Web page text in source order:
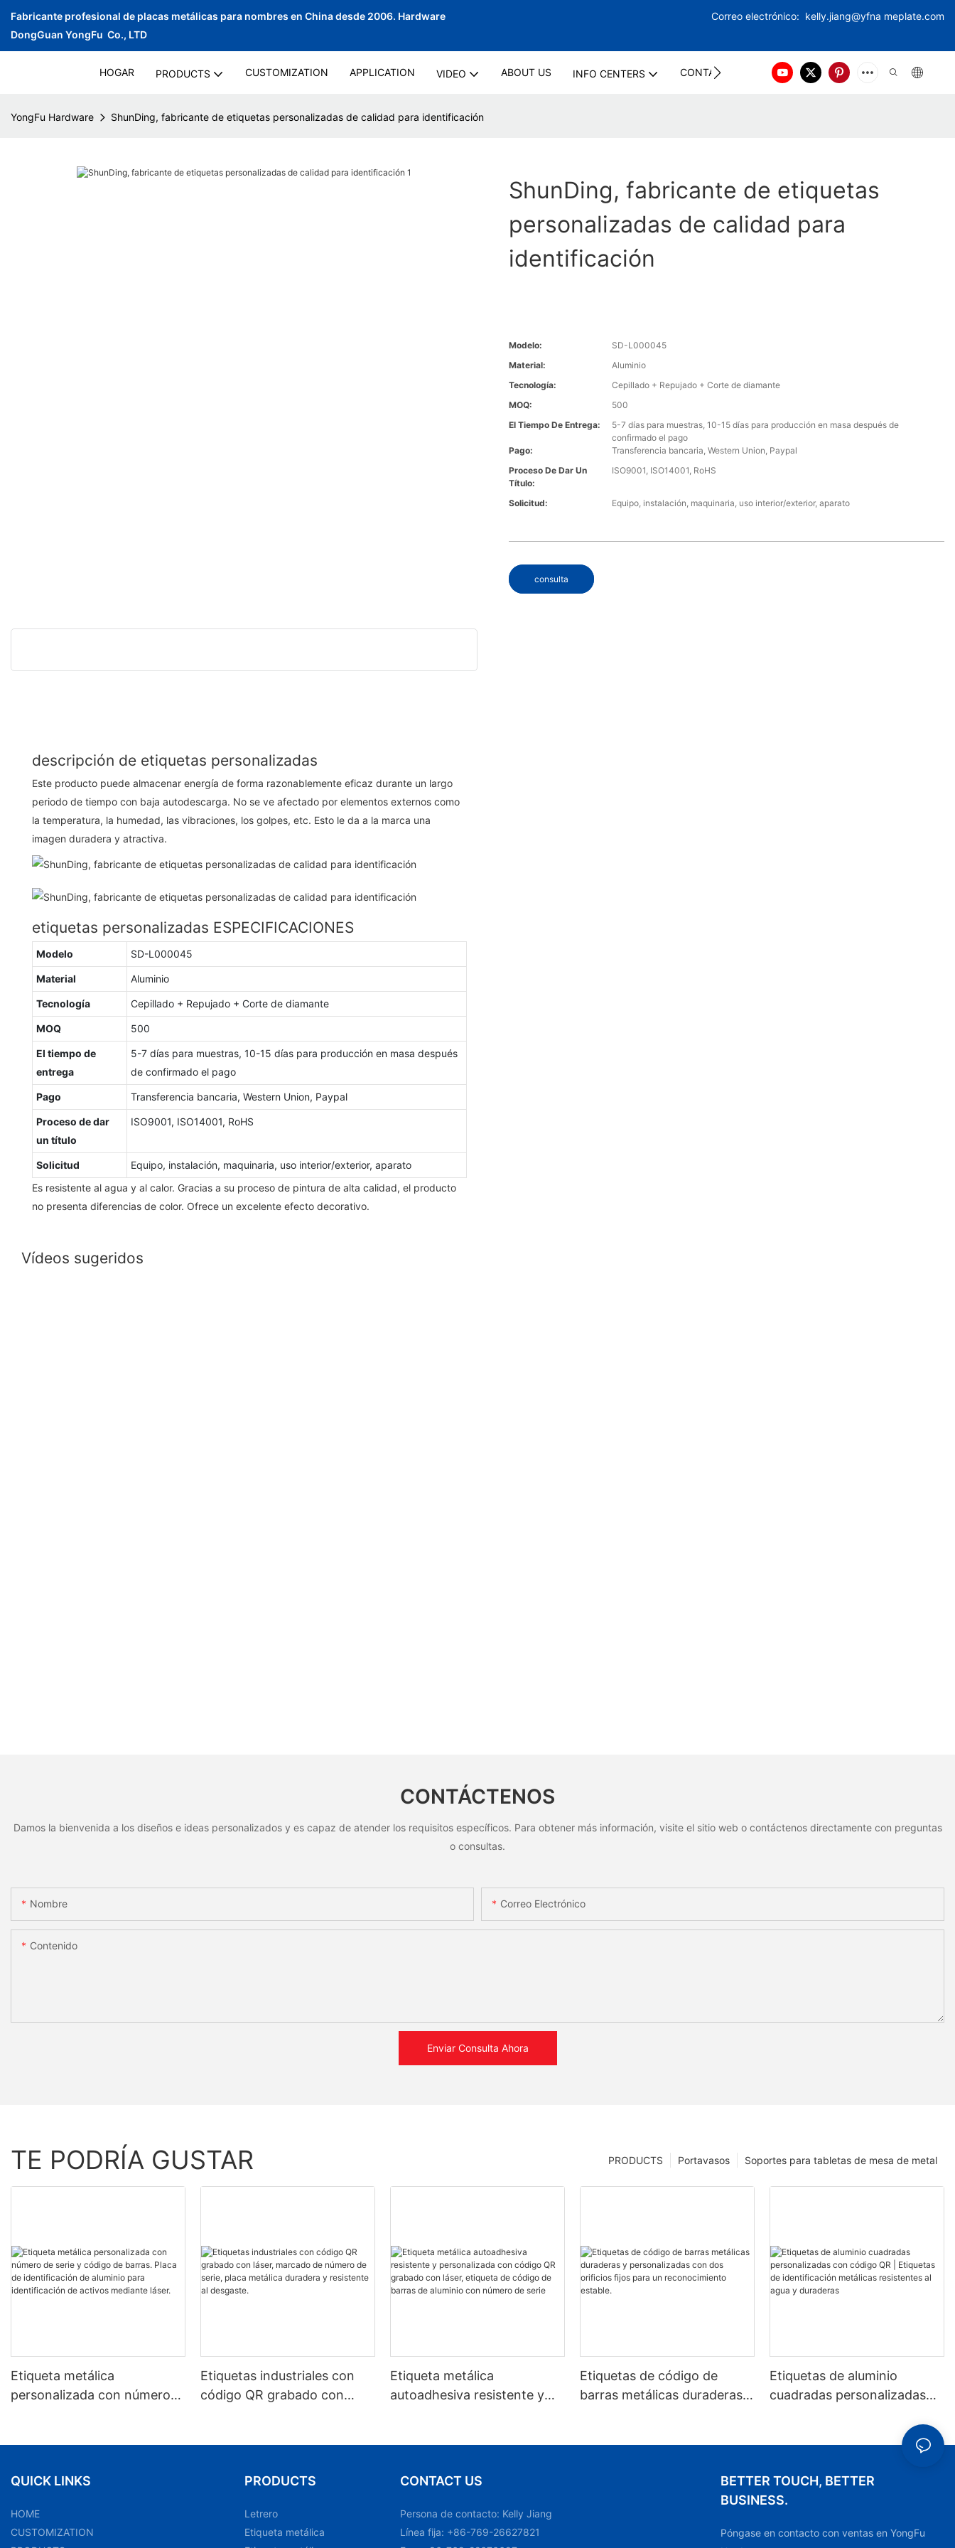
Fabricante profesional de placas metálicas para nombres en China desde 2006. Hardware
DongGuan YongFu Co., LTD
Correo electrónico: kelly.jiang@yfna meplate.com
HOGAR PRODUCTS CUSTOMIZATION APPLICATION VIDEO ABOUT US INFO CENTERS CONTACT US
YongFu Hardware ShunDing, fabricante de etiquetas personalizadas de calidad para identificación
ShunDing, fabricante de etiquetas
personalizadas de calidad para
identificación
Modelo:
SD-L000045
Material:
Aluminio
Tecnología:
Cepillado + Repujado + Corte de diamante
MOQ:
500
El Tiempo De Entrega:
5-7 días para muestras, 10-15 días para producción en masa después de
confirmado el pago
Pago:
Transferencia bancaria, Western Union, Paypal
Proceso De Dar Un
Título:
ISO9001, ISO14001, RoHS
Solicitud: Equipo, instalación, maquinaria, uso interior/exterior, aparato
consulta
descripción de etiquetas personalizadas
Este producto puede almacenar energía de forma razonablemente eficaz durante un largo
periodo de tiempo con baja autodescarga. No se ve afectado por elementos externos como
la temperatura, la humedad, las vibraciones, los golpes, etc. Esto le da a la marca una
imagen duradera y atractiva.
etiquetas personalizadas ESPECIFICACIONES
Modelo SD-L000045
Material Aluminio
Tecnología Cepillado + Repujado + Corte de diamante
MOQ 500
El tiempo de
entrega
5-7 días para muestras, 10-15 días para producción en masa después
de confirmado el pago
Pago Transferencia bancaria, Western Union, Paypal
Proceso de dar
un título
ISO9001, ISO14001, RoHS
Solicitud
Equipo, instalación, maquinaria, uso interior/exterior, aparato
Es resistente al agua y al calor. Gracias a su proceso de pintura de alta calidad, el producto
no presenta diferencias de color. Ofrece un excelente efecto decorativo.
Vídeos sugeridos
CONTÁCTENOS
Damos la bienvenida a los diseños e ideas personalizados y es capaz de atender los requisitos específicos. Para obtener más información, visite el sitio web o contáctenos directamente con preguntas
o consultas.
Nombre Correo Electrónico
Contenido
Enviar Consulta Ahora
TE PODRÍA GUSTAR Soportes para tabletas de mesa de metal
Portavasos
PRODUCTS
Etiqueta metálica
personalizada con número
de activos mediante láser.
Etiquetas industriales con
código QR grabado con
Etiqueta metálica
autoadhesiva resistente y
de aluminio con número de
serie
Etiquetas de código de
barras metálicas duraderas y
Etiquetas de aluminio
cuadradas personalizadas
de identificación metálicas
duraderas
QUICK LINKS
HOME
CUSTOMIZATION
PRODUCTS
Letrero
Etiqueta metálica
CONTACT US
Persona de contacto: Kelly Jiang
Línea fija: +86-769-26627821
BETTER TOUCH, BETTER
BUSINESS.
Póngase en contacto con ventas en YongFu